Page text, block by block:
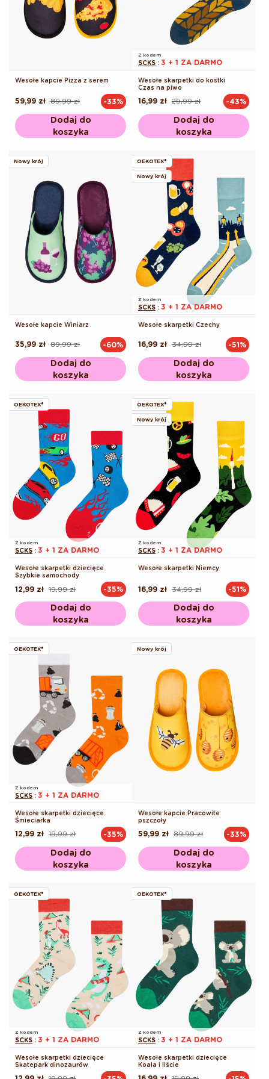
Wesołe kapcie Pizza z serem
Cena
89,99 zł
Cena
59,99 zł -33%
Dodaj do
koszyka
Z kodem
SCKS : 3 + 1 ZA DARMO
Wesołe skarpetki do kostki
Czas na piwo
Cena
29,99 zł
Cena
16,99 zł -43%
Dodaj do
koszyka
Nowy krój
Wesołe kapcie Winiarz
Cena
89,99 zł
Cena
35,99 zł -60%
Dodaj do
koszyka
OEKOTEX®
Nowy krój
Z kodem
SCKS : 3 + 1 ZA DARMO
Wesołe skarpetki Czechy
Cena
34,99 zł
Cena
16,99 zł -51%
Dodaj do
koszyka
OEKOTEX®
Z kodem
SCKS : 3 + 1 ZA DARMO
Wesołe skarpetki dziecięce
Szybkie samochody
Cena
19,99 zł
Cena
12,99 zł -35%
Dodaj do
koszyka
OEKOTEX®
Nowy krój
Z kodem
SCKS : 3 + 1 ZA DARMO
Wesołe skarpetki Niemcy
Cena
34,99 zł
Cena
16,99 zł -51%
Dodaj do
koszyka
OEKOTEX®
Z kodem
SCKS : 3 + 1 ZA DARMO
Wesołe skarpetki dziecięce
Śmieciarka
Cena
19,99 zł
Cena
12,99 zł -35%
Dodaj do
koszyka
Nowy krój
Wesołe kapcie Pracowite
pszczoły
Cena
89,99 zł
Cena
59,99 zł -33%
Dodaj do
koszyka
OEKOTEX®
Z kodem
SCKS : 3 + 1 ZA DARMO
Wesołe skarpetki dziecięce
Skatepark dinozaurów
OEKOTEX®
Z kodem
SCKS : 3 + 1 ZA DARMO
Wesołe skarpetki dziecięce
Koala i liście